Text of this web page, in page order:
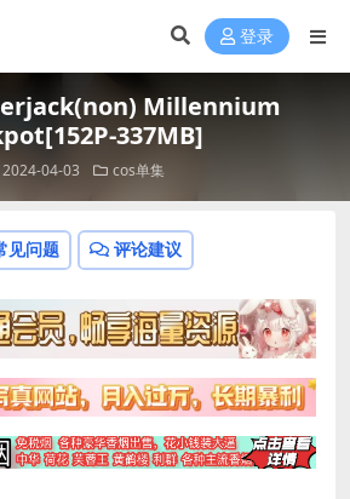
登录
Millennium
337MB]
2024-04-03 cos单集
见问题 评论建议